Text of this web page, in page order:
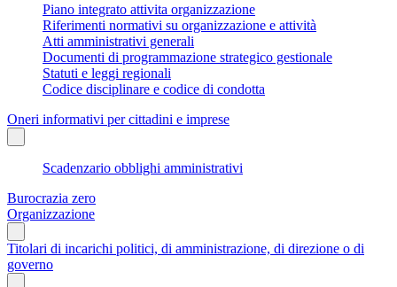
Piano integrato attivita organizzazione
Riferimenti normativi su organizzazione e attività
Atti amministrativi generali
Documenti di programmazione strategico gestionale
Statuti e leggi regionali
Codice disciplinare e codice di condotta
Oneri informativi per cittadini e imprese
Scadenzario obblighi amministrativi
Burocrazia zero
Organizzazione
Titolari di incarichi politici, di amministrazione, di direzione o di
governo